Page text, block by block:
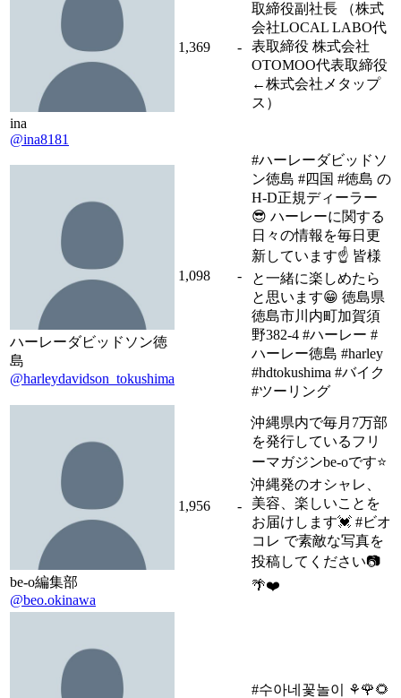
ina
@ina8181
1,369 -
取締役副社長 （株式
会社LOCAL LABO代
表取締役 株式会社
OTOMOO代表取締役
←株式会社メタップ
ス）
ハーレーダビッドソン徳
島
@harleydavidson_tokushima
1,098 -
#ハーレーダビッドソ
ン徳島 #四国 #徳島 の
H-D正規ディーラー
😎 ハーレーに関する
日々の情報を毎日更
新しています☝️ 皆様
と一緒に楽しめたら
と思います😁 徳島県
徳島市川内町加賀須
野382-4 #ハーレー #
ハーレー徳島 #harley
#hdtokushima #バイク
#ツーリング
be-o編集部
@beo.okinawa
1,956 -
沖縄県内で毎月7万部
を発行しているフリ
ーマガジンbe-oです⭐️
沖縄発のオシャレ、
美容、楽しいことを
お届けします💓 #ビオ
コレ で素敵な写真を
投稿してください📷
🌴❤️
#수아네꽃놀이 ⚘️🌹🌻